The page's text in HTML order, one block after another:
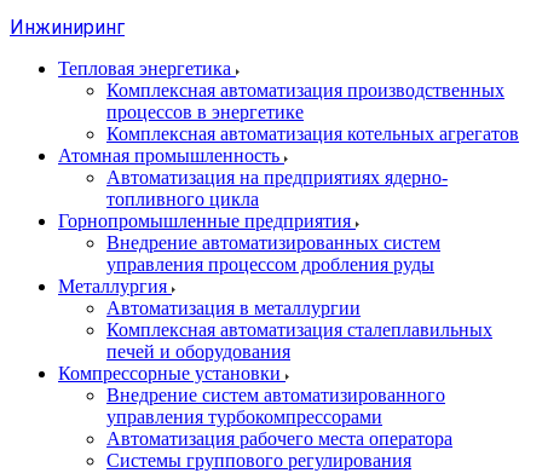
Инжиниринг
Тепловая энергетика
Комплексная автоматизация производственных
процессов в энергетике
Комплексная автоматизация котельных агрегатов
Атомная промышленность
Автоматизация на предприятиях ядерно-
топливного цикла
Горнопромышленные предприятия
Внедрение автоматизированных систем
управления процессом дробления руды
Металлургия
Автоматизация в металлургии
Комплексная автоматизация сталеплавильных
печей и оборудования
Компрессорные установки
Внедрение систем автоматизированного
управления турбокомпрессорами
Автоматизация рабочего места оператора
Системы группового регулирования